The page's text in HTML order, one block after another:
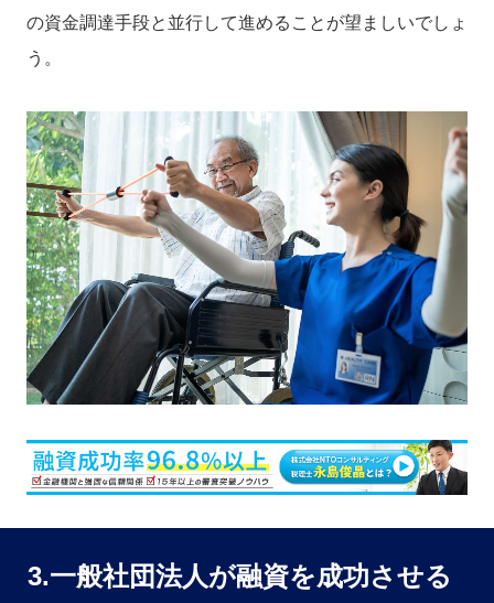
の資金調達手段と並行して進めることが望ましいでしょ
う。
3.一般社団法人が融資を成功させる